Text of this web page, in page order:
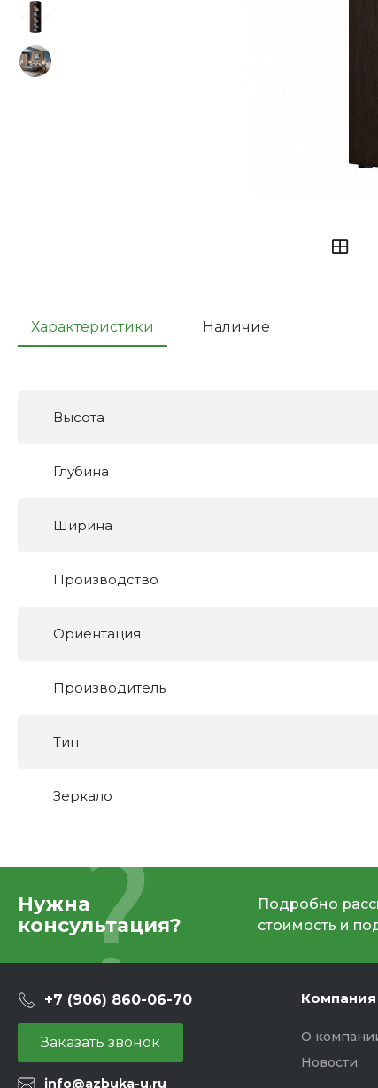
Характеристики Наличие
Высота
Глубина
Ширина
Производство
Ориентация
Производитель
Тип
Зеркало
Нужна
консультация?
Подробно
стоимость и
+7 (906) 860-06-70
Заказать звонок
info@azbuka-u.ru
Компания
О
Новости